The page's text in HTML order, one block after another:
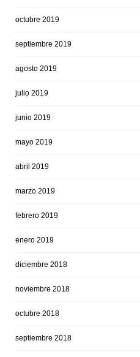
octubre 2019
septiembre 2019
agosto 2019
julio 2019
junio 2019
mayo 2019
abril 2019
marzo 2019
febrero 2019
enero 2019
diciembre 2018
noviembre 2018
octubre 2018
septiembre 2018